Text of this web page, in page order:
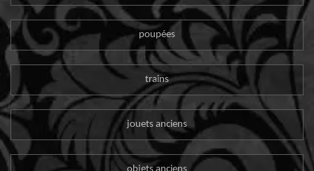
poupées
trains
jouets anciens